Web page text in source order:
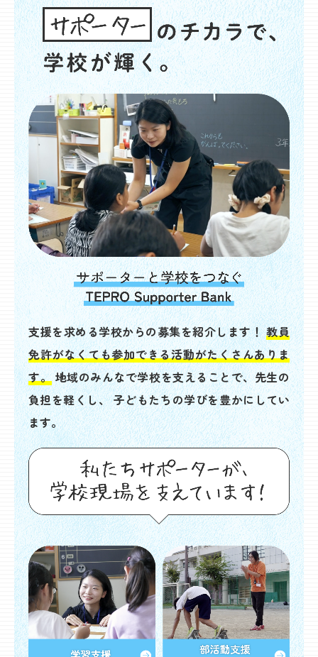
支援を求める学校からの募集を紹介します！ 教員
免許がなくても参加できる活動がたくさんありま
す。地域のみんなで学校を支えることで、先生の
負担を軽くし、子どもたちの学びを豊かにしてい
ます。